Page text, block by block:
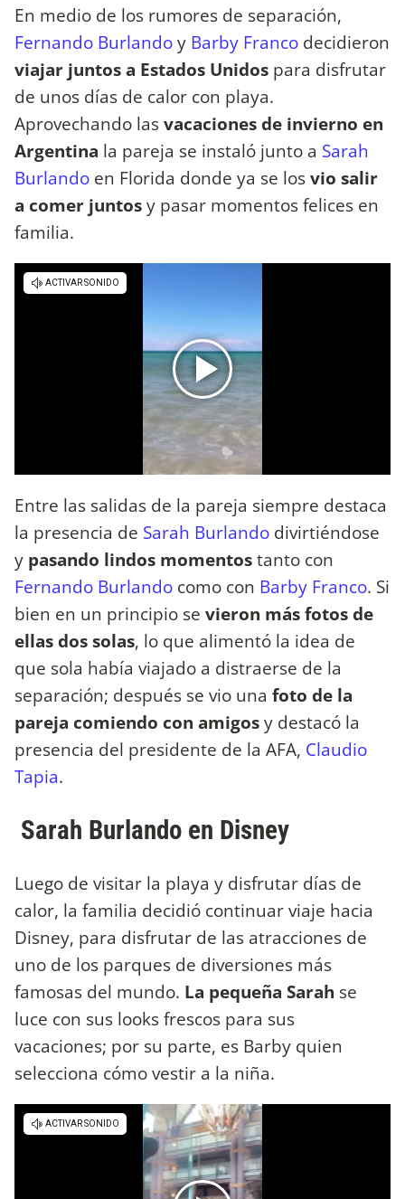
En medio de los rumores de separación,
Fernando Burlandoy Barby Franco decidieron
viajar juntos a Estados Unidos para disfrutar
de unos días de calor con playa.
Aprovechando lasvacaciones de invierno en
Argentina la pareja se instaló junto a Sarah
Burlando en Florida donde ya se losvio salir
a comer juntosy pasar momentos felices en
familia.
Entre las salidas de la pareja siempre destaca
la presencia de Sarah Burlando divirtiéndose
y pasando lindos momentostanto con
Fernando Burlando como con Barby Franco. Si
bien en un principio se vieron más fotos de
ellas dos solas, lo que alimentó la idea de
que sola había viajado a distraerse de la
separación; después se vio una foto de la
pareja comiendo con amigosy destacó la
presencia del presidente de la AFA, Claudio
Tapia.
Sarah Burlando en Disney
Luego de visitar la playa y disfrutar días de
calor, la familia decidió continuar viaje hacia
Disney, para disfrutar de las atracciones de
uno de los parques de diversiones más
famosas del mundo. La pequeña Sarah se
luce con sus looks frescos para sus
vacaciones; por su parte, es Barby quien
selecciona cómo vestir a la niña.